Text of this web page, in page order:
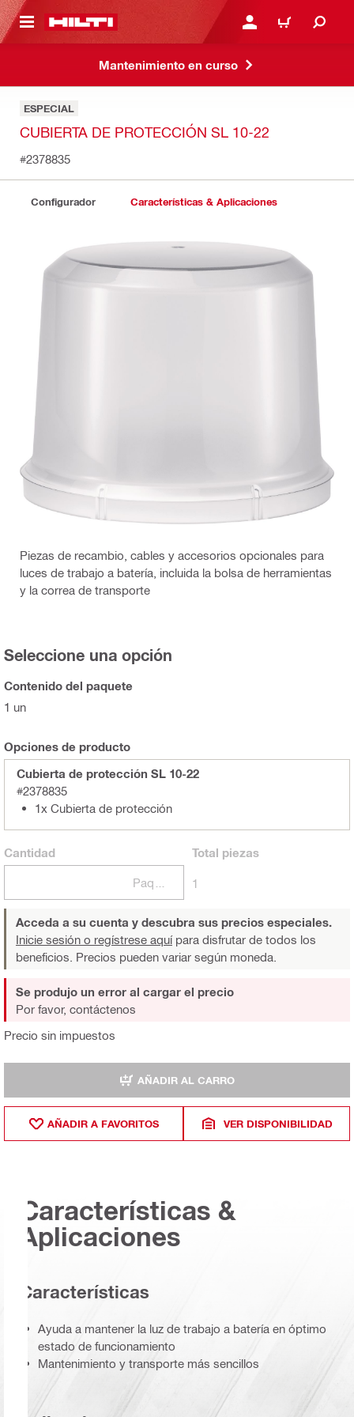
PRINCIPAL INICIE SESIÓN O
CARRITO
Mantenimiento en curso
ESPECIAL
CUBIERTA DE PROTECCIÓN SL 10-22
#2378835
Configurador Características & Aplicaciones
Piezas de recambio, cables y accesorios opcionales para
luces de trabajo a batería, incluida la bolsa de herramientas
y la correa de transporte
Seleccione una opción
Contenido del paquete
1 un
Opciones de producto
Cubierta de protección SL 10-22
#2378835
1x Cubierta de protección
Cantidad Total piezas
1
Acceda a su cuenta y descubra sus precios especiales.
Inicie sesión o regístrese aquípara disfrutar de todos los
beneficios. Precios pueden variar según moneda.
Precio sin impuestos
Se produjo un error al cargar el precio
Por favor, contáctenos
AÑADIR AL CARRO
AÑADIR A FAVORITOS VER DISPONIBILIDAD
Características &
Aplicaciones
Características
Ayuda a mantener la luz de trabajo a batería en óptimo
estado de funcionamiento
Mantenimiento y transporte más sencillos